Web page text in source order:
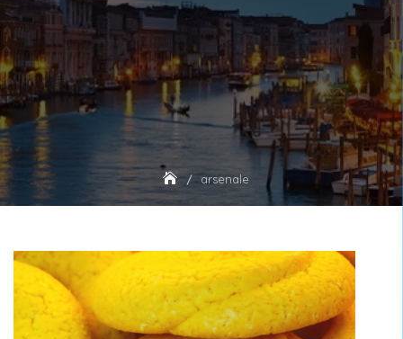
arsenale